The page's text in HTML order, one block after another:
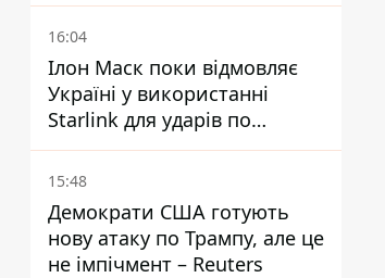
16:04
Ілон Маск поки відмовляє
Україні у використанні
Starlink для ударів по
території Росії – ЗМІ
15:48
Демократи США готують
нову атаку по Трампу, але це
не імпічмент – Reuters